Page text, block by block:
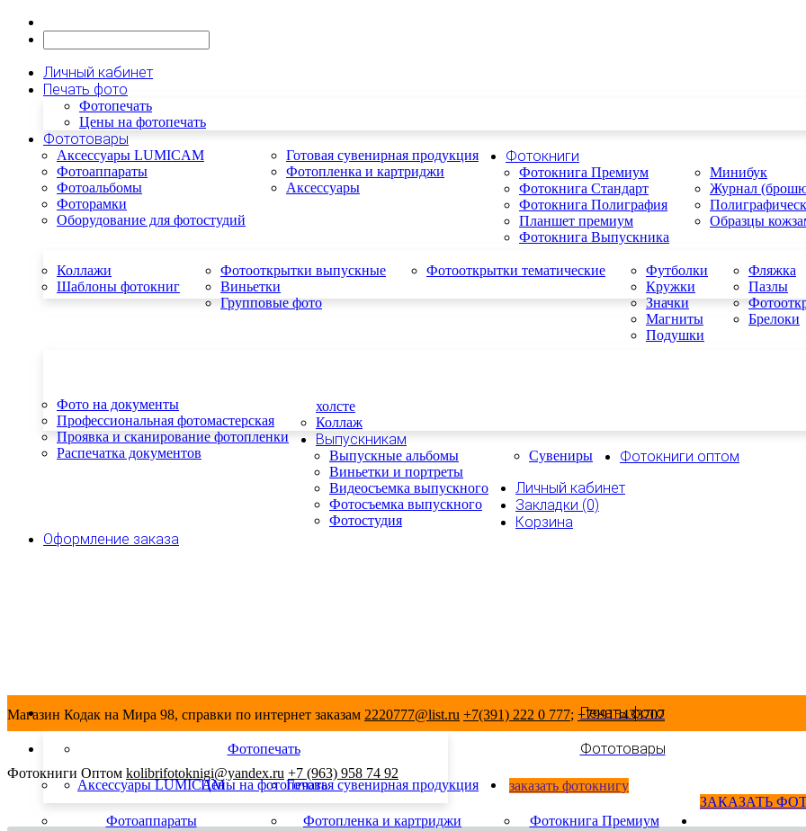
Личный кабинет
Печать фото
Фотопечать
Цены на фотопечать
Фототовары
Аксессуары LUMICAM
Фотоаппараты
Фотоальбомы
Фоторамки
Оборудование для фотостудий
Готовая сувенирная продукция
Фотопленка и картриджи
Аксессуары
Фотокниги
Фотокнига Премиум
Фотокнига Стандарт
Фотокнига Полиграфия
Планшет премиум
Фотокнига Выпускника
Минибук
Журнал
Образцы
Коллажи
Шаблоны фотокниг
Фотооткрытки выпускные
Виньетки
Групповые фото
Фотооткрытки тематические
Футболки
Кружки
Значки
Магниты
Подушки
Фляжка
Пазлы
Брелоки
Фото на документы
Профессиональная фотомастерская
Проявка и сканирование фотопленки
Распечатка документов
холсте
Коллаж
Выпускникам
Выпускные альбомы
Виньетки и портреты
Видеосъемка выпускного
Фотосъемка выпускного
Фотостудия
Сувениры
Фотокниги оптом
Личный кабинет
Закладки (0)
Корзина
Оформление заказа
Магазин Кодак на Мира 98, справки по интернет заказам 2220777@list.ru +7(391) 222 0 777; +79915433707
Фотокниги Оптом kolibrifotoknigi@yandex.ru +7 (963) 958 74 92
Печать фото
Фотопечать
Цены на фотопечать
Фототовары
Аксессуары LUMICAM
Фотоаппараты
Готовая сувенирная продукция
Фотопленка и картриджи Фотокнига Премиум
заказать фотокнигу
ЗАКАЗАТЬ